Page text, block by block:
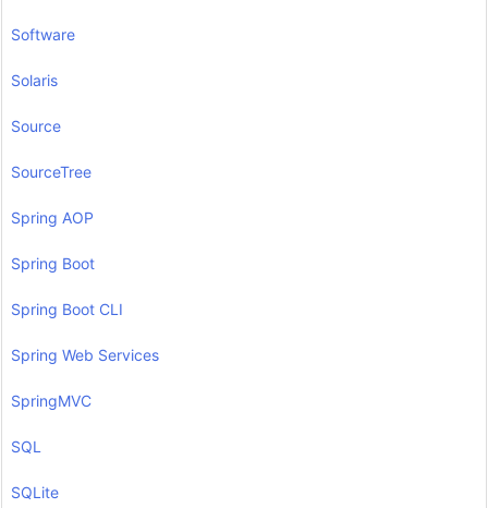
Software
Solaris
Source
SourceTree
Spring AOP
Spring Boot
Spring Boot CLI
Spring Web Services
SpringMVC
SQL
SQLite